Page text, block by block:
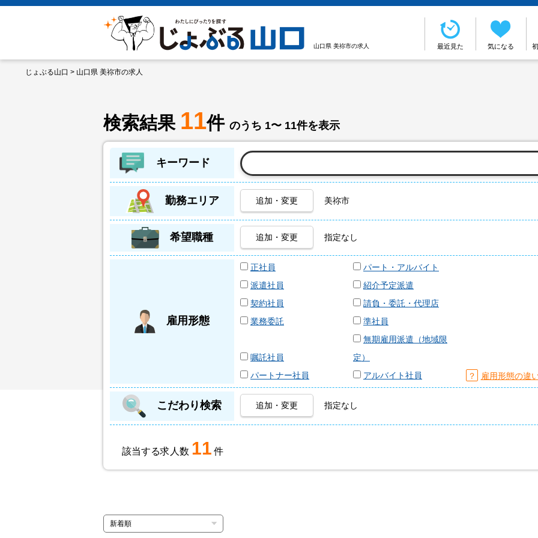
山口県 美祢市の求人 最近見た 気になる
じょぶる山口 > 山口県 美祢市の求人
検索結果 11件 のうち 1〜 11件を表示
キーワード
勤務エリア 追加・変更 美祢市
希望職種 追加・変更 指定なし
雇用形態
正社員
パート・アルバイト
派遣社員
紹介予定派遣
契約社員
請負・委託・代理店
業務委託
準社員
嘱託社員
無期雇用派遣（地域限
定）
パートナー社員
アルバイト社員 ？ 雇用形態の違
こだわり検索 追加・変更 指定なし
該当する求人数 11 件